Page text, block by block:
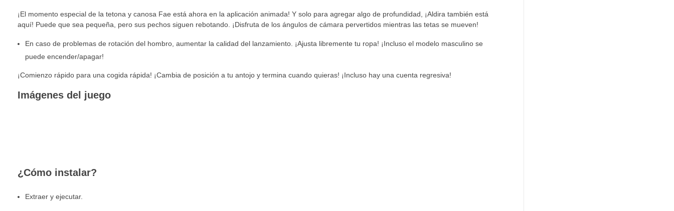
¡El momento especial de la tetona y canosa Fae está ahora en la aplicación animada! Y solo para agregar algo de profundidad, ¡Aldira también está
aquí! Puede que sea pequeña, pero sus pechos siguen rebotando. ¡Disfruta de los ángulos de cámara pervertidos mientras las tetas se mueven!
En caso de problemas de rotación del hombro, aumentar la calidad del lanzamiento. ¡Ajusta libremente tu ropa! ¡Incluso el modelo masculino se
puede encender/apagar!
¡Comienzo rápido para una cogida rápida! ¡Cambia de posición a tu antojo y termina cuando quieras! ¡Incluso hay una cuenta regresiva!
Imágenes del juego
¿Cómo instalar?
Extraer y ejecutar.